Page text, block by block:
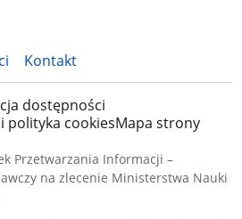
Kontakt
dostępności
polityka cookiesMapa strony
Przetwarzania Informacji –
na zlecenie Ministerstwa Nauki